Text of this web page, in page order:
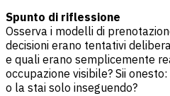
Spunto di riflessione
Osserva i modelli di
decisioni erano tentativi
e quali erano semplicemente
occupazione visibile? Sii
o la stai solo inseguendo?